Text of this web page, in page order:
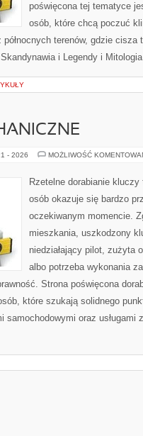
poświęcona tej tematyce
osób, które chcą poczuć
terenów, gdzie cisza
i Legendy i
- 2026 MOŻLIWOŚĆ
Rzetelne dorabianie
osób okazuje się bardzo
oczekiwanym momencie.
mieszkania, uszkodzony
niedziałający pilot, zużyta
albo potrzeba wykonania
Strona poświęcona
które szukają solidnego
samochodowymi oraz usługami